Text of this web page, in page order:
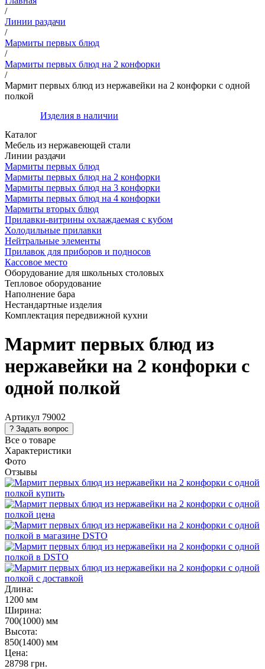
/
Линии раздачи
/
Мармиты первых блюд
/
Мармиты первых блюд на 2 конфорки
/
Мармит первых блюд из нержавейки на 2 конфорки с одной
полкой
Изделия в наличии
Каталог
Мебель из нержавеющей стали
Линии раздачи
Мармиты первых блюд
Мармиты первых блюд на 2 конфорки
Мармиты первых блюд на 3 конфорки
Мармиты первых блюд на 4 конфорки
Мармиты вторых блюд
Прилавки-витрины охлаждаемая с кубом
Холодильные прилавки
Нейтральные элементы
Прилавок для приборов и подносов
Кассовое место
Оборудование для школьных столовых
Тепловое оборудование
Наполнение бара
Нестандартные изделия
Комплектация передвижной кухни
Мармит первых блюд из
нержавейки на 2 конфорки с
одной полкой
Артикул 79002
Все о товаре
Характеристики
Фото
Отзывы
Длина:
1200 мм
Ширина:
700(1000) мм
Высота:
850(1400) мм
Цена:
28798 грн.